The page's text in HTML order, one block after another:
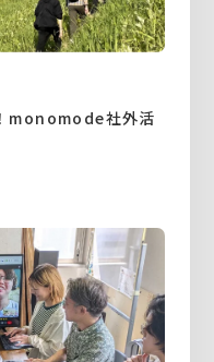
monomode社外活